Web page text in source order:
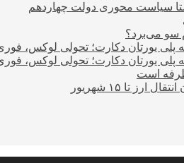
سیاست محوری دولت چهاردهم
سو می‌برد؟
پلی یورتان دکارت؛ تحولی لوکس،
پلی یورتان دکارت؛ تحولی لوکس،
تا ۱۵ شهریور